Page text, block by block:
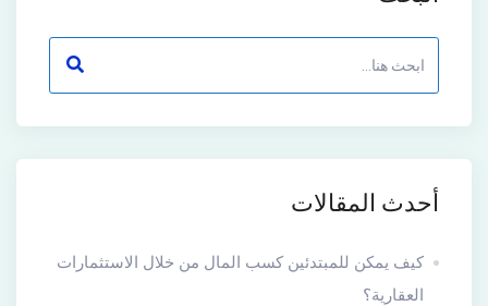
أحدث المقالات
كيف يمكن للمبتدئين كسب المال من خلال الاستثمارات
العقارية؟